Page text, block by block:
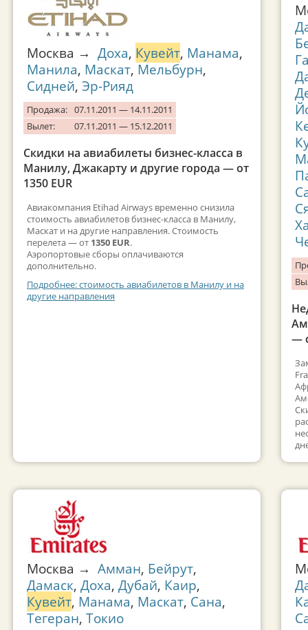
Москва → Доха, Кувейт, Манама,
Манила, Маскат, Мельбурн,
Сидней, Эр-Рияд
Продажа: 07.11.2011 — 14.11.2011
Вылет:
07.11.2011 — 15.12.2011
Скидки на авиабилеты бизнес-класса в
Манилу, Джакарту и другие города — от
1350 EUR
Авиакомпания Etihad Airways временно снизила
стоимость авиабилетов бизнес-класса в Манилу,
Маскат и на другие направления. Стоимость
перелета — от 1350 EUR.
Аэропортовые сборы оплачиваются
дополнительно.
Подробнее: стоимость авиабилетов в Манилу и на
другие направления
Москва → Амман, Бейрут,
Дамаск, Доха, Дубай, Каир,
Кувейт, Манама, Маскат, Сана,
Тегеран, Токио
—